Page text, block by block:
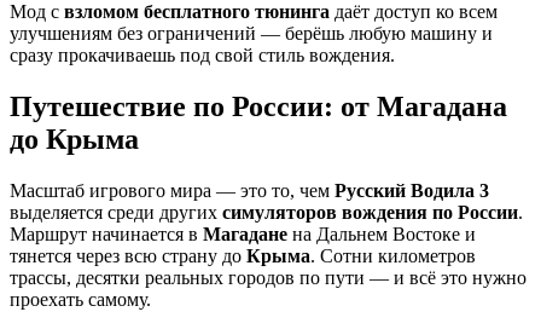
Мод с взломом бесплатного тюнинга даёт доступ ко всем
улучшениям без ограничений — берёшь любую машину и
сразу прокачиваешь под свой стиль вождения.
Путешествие по России: от Магадана
до Крыма
Масштаб игрового мира — это то, чем Русский Водила 3
выделяется среди других симуляторов вождения по России.
Маршрут начинается в Магадане на Дальнем Востоке и
тянется через всю страну до Крыма. Сотни километров
трассы, десятки реальных городов по пути — и всё это нужно
проехать самому.